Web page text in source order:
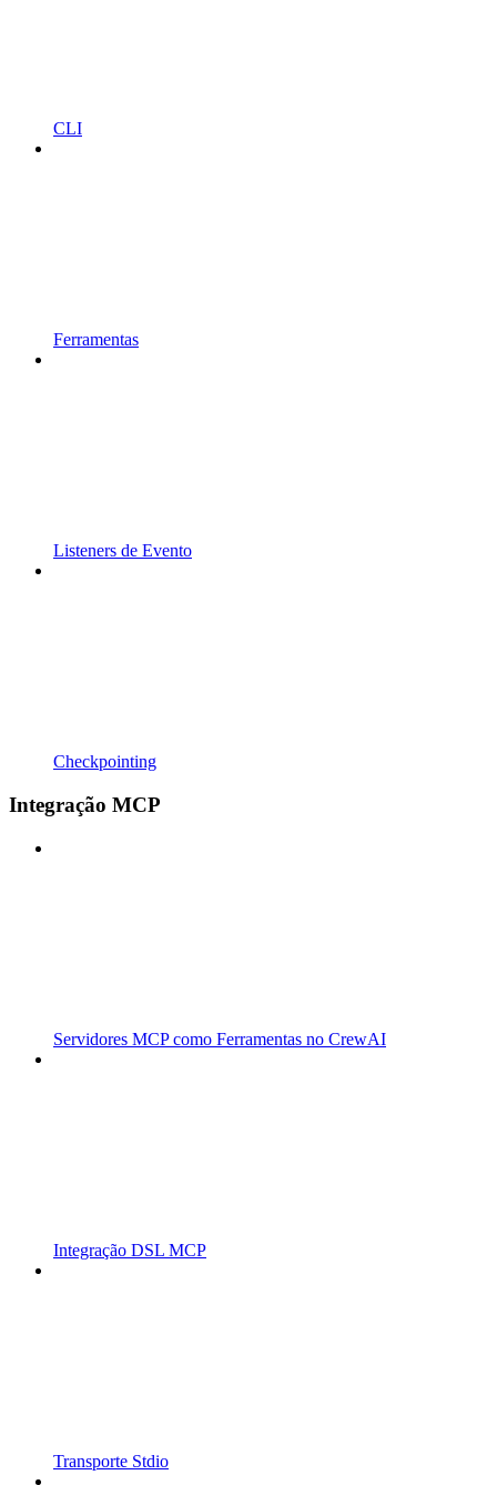
CLI
Ferramentas
Listeners de Evento
Checkpointing
Integração MCP
Servidores MCP como Ferramentas no CrewAI
Integração DSL MCP
Transporte Stdio